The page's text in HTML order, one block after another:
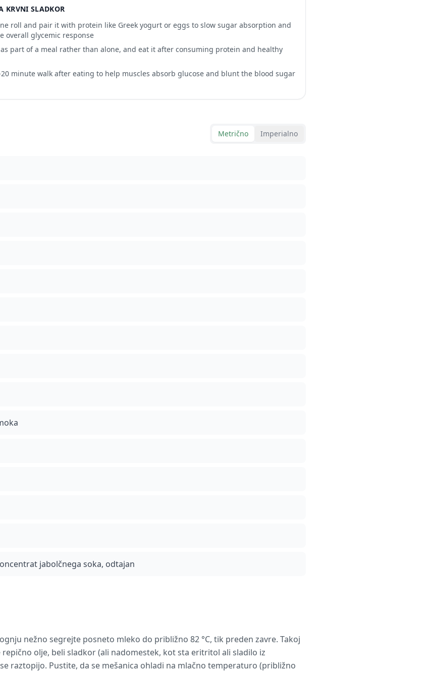
KRVNI SLADKOR
roll and pair it with protein like Greek yogurt or eggs to slow sugar absorption and
overall glycemic response
part of a meal rather than alone, and eat it after consuming protein and healthy
20 minute walk after eating to help muscles absorb glucose and blunt the blood sugar
Metrično Imperialno
jabolčnega soka, odtajan
nežno segrejte posneto mleko do približno 82 °C, tik preden zavre. Takoj
olje, beli sladkor (ali nadomestek, kot sta eritritol ali sladilo iz
raztopijo. Pustite, da se mešanica ohladi na mlačno temperaturo (približno